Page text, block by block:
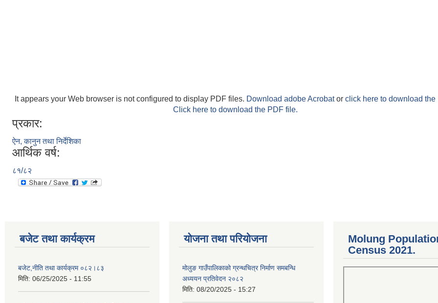
It appears your Web browser is not configured to display PDF files. Download adobe Acrobator click here to download the
Click here to download the PDF file.
प्रकार:
ऐन, कानुन तथा निर्देशिका
आर्थिक वर्ष:
८१/८२
बजेट तथा कार्यक्रम
बजेट,नीति तथा कार्यक्रम ०८२।८३
मिति: 06/25/2025 - 11:55
योजना तथा परियोजना
मोलुङ गाउँपालिकाको ग्रन्थचित्र निर्माण समबन्धि
अध्ययन प्रतिवेदन २०८२
मिति: 08/20/2025 - 15:27
Molung
Census 2021.